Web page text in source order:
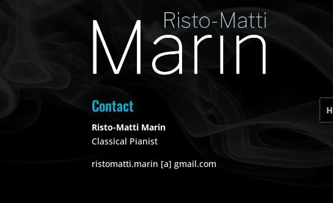
Contact
Risto-Matti Marin
Classical Pianist
ristomatti.marin [a] gmail.com